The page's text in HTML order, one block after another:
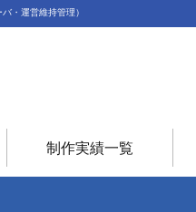
・運営維持管理）
制作実績一覧